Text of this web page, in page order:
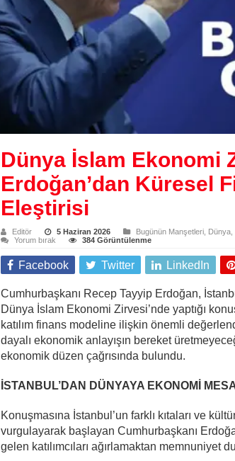
Dünya İslam Ekonomi
Erdoğan’dan Küresel
Eleştirisi
Editör 5 Haziran 2026 Bugünün Manşetleri, Dünya,
Yorum bırak
384 Görüntülenme
Facebook Twitter LinkedIn
Cumhurbaşkanı Recep Tayyip Erdoğan,
Dünya İslam Ekonomi Zirvesi’nde yaptığı
katılım finans modeline ilişkin önemli
dayalı ekonomik anlayışın bereket
ekonomik düzen çağrısında bulundu.
İSTANBUL’DAN DÜNYAYA EKONOMİ
Konuşmasına İstanbul’un farklı kıtaları ve
vurgulayarak başlayan Cumhurbaşkanı
gelen katılımcıları ağırlamaktan memnuniyet